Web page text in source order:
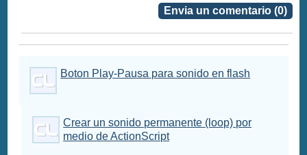
Envia un comentario (0)
Boton Play-Pausa para sonido en flash
Crear un sonido permanente (loop) por
medio de ActionScript